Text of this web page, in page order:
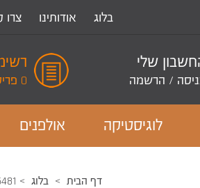
בלוג אודותינו צרו
שלי
/ הרשמה 0 פריטים
לוגיסטיקה אולפנים
דף הבית בלוג